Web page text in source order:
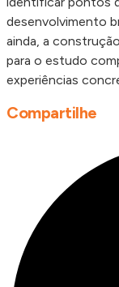
desenvolvimento
ainda, a
para o estudo
experiências
Compartilhe